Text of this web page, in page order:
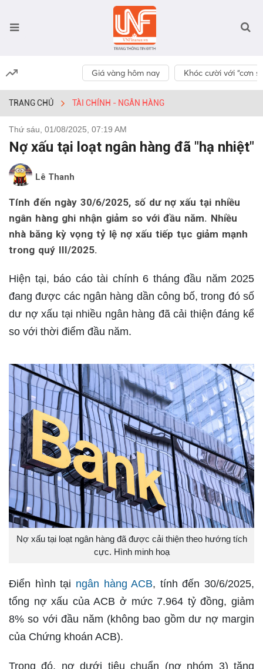
Giá vàng hôm nay Khóc cười với “cơn
TRANG CHỦ TÀI CHÍNH - NGÂN HÀNG
Thứ sáu, 01/08/2025, 07:19 AM
Nợ xấu tại loạt ngân hàng đã "hạ nhiệt"
Lê Thanh
Tính đến ngày 30/6/2025, số dư nợ xấu tại nhiều
ngân hàng ghi nhận giảm so với đầu năm. Nhiều
nhà băng kỳ vọng tỷ lệ nợ xấu tiếp tục giảm mạnh
trong quý III/2025.
Hiện tại, báo cáo tài chính 6 tháng đầu năm 2025
đang được các ngân hàng dần công bố, trong đó số
dư nợ xấu tại nhiều ngân hàng đã cải thiện đáng kể
so với thời điểm đầu năm.
Nợ xấu tại loạt ngân hàng đã được cải thiện theo hướng tích
cực. Hình minh hoạ
Điển hình tại ngân hàng ACB, tính đến 30/6/2025,
tổng nợ xấu của ACB ở mức 7.964 tỷ đồng, giảm
8% so với đầu năm (không bao gồm dư nợ margin
của Chứng khoán ACB).
Trong đó, nợ dưới tiêu chuẩn (nợ nhóm 3) tăng